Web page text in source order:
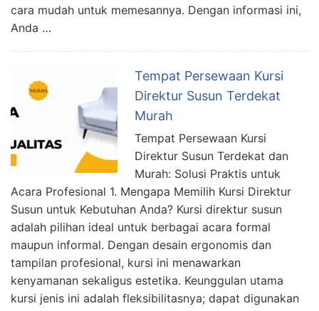
cara mudah untuk memesannya. Dengan informasi ini,
Anda …
Tempat Persewaan Kursi
Direktur Susun Terdekat
Murah
Tempat Persewaan Kursi
Direktur Susun Terdekat dan
Murah: Solusi Praktis untuk
Acara Profesional 1. Mengapa Memilih Kursi Direktur
Susun untuk Kebutuhan Anda? Kursi direktur susun
adalah pilihan ideal untuk berbagai acara formal
maupun informal. Dengan desain ergonomis dan
tampilan profesional, kursi ini menawarkan
kenyamanan sekaligus estetika. Keunggulan utama
kursi jenis ini adalah fleksibilitasnya; dapat digunakan